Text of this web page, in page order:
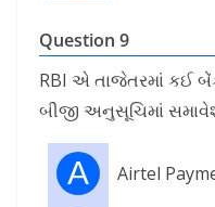
Question 9
RBI એ તાજેતરમાં કઈ
બીજી અનુસૂચિમાં
A Airtel